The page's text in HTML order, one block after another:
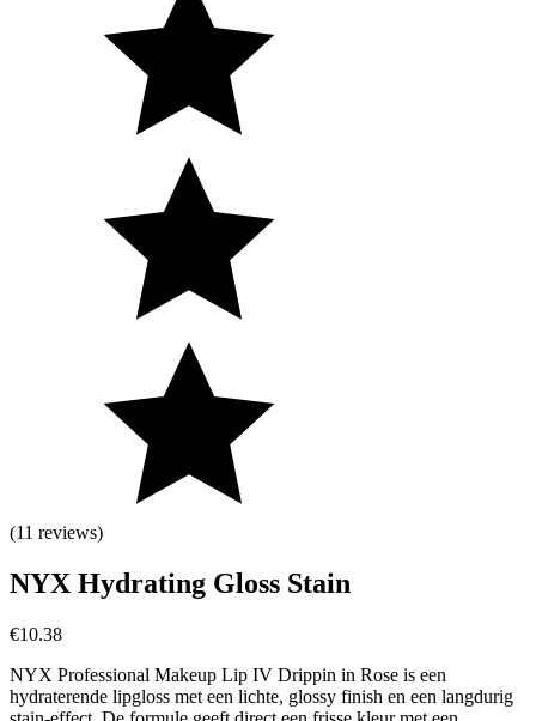
(11 reviews)
NYX Hydrating Gloss Stain
€10.38
NYX Professional Makeup Lip IV Drippin in Rose is een
hydraterende lipgloss met een lichte, glossy finish en een langdurig